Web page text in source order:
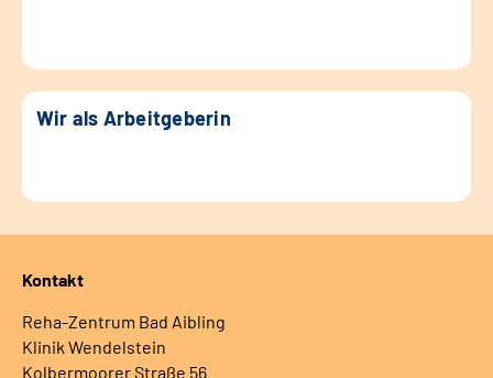
Wir als Arbeitgeberin
Kontakt
Reha-Zentrum Bad Aibling
Klinik Wendelstein
Kolbermoorer Straße 56